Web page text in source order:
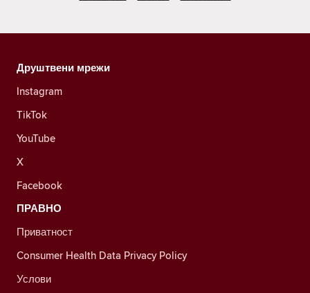
Друштвени мрежи
Instagram
TikTok
YouTube
X
Facebook
ПРАВНО
Приватност
Consumer Health Data Privacy Policy
Услови